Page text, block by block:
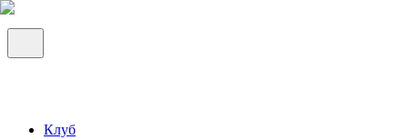
Клуб